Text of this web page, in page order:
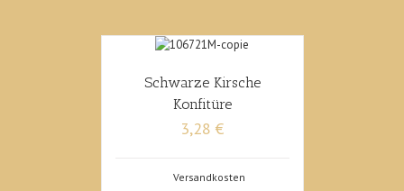
Schwarze Kirsche
Konfitüre
3,28 €
Versandkosten